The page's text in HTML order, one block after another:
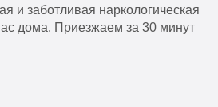
и заботливая наркологическая
дома. Приезжаем за 30 минут